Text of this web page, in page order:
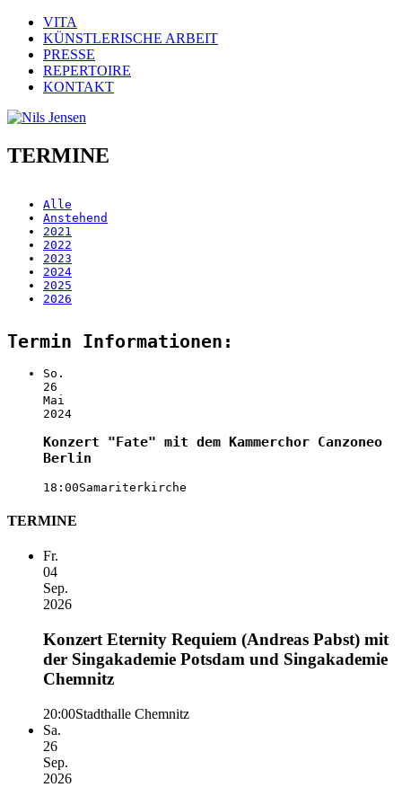
VITA
KÜNSTLERISCHE ARBEIT
PRESSE
REPERTOIRE
KONTAKT
TERMINE
Alle
Anstehend
2021
2022
2023
2024
2025
2026
Termin Informationen:
So.
26
Mai
2024
Konzert "Fate" mit dem Kammerchor Canzoneo
Berlin
18:00Samariterkirche
TERMINE
Fr.
04
Sep.
2026
Konzert Eternity Requiem (Andreas Pabst) mit
der Singakademie Potsdam und Singakademie
Chemnitz
20:00Stadthalle Chemnitz
Sa.
26
Sep.
2026